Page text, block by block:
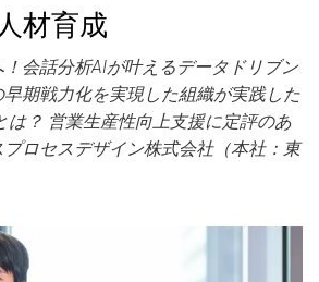
材育成
会話分析AIが叶えるデータドリブン
期戦力化を実現した組織が実践した
は？ 営業生産性向上支援に定評のあ
ロセスデザイン株式会社（本社：東